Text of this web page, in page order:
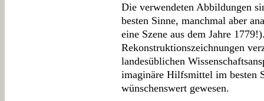
Die verwendeten Abbildungen
besten Sinne, manchmal aber
eine Szene aus dem Jahre
Rekonstruktionszeichnungen
landesüblichen
imaginäre Hilfsmittel im besten
wünschenswert gewesen.